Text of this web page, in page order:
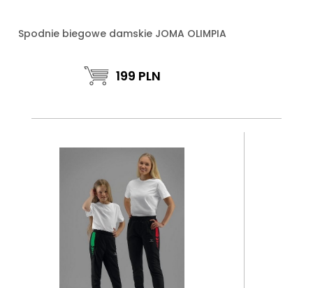
Spodnie biegowe damskie JOMA OLIMPIA
199 PLN